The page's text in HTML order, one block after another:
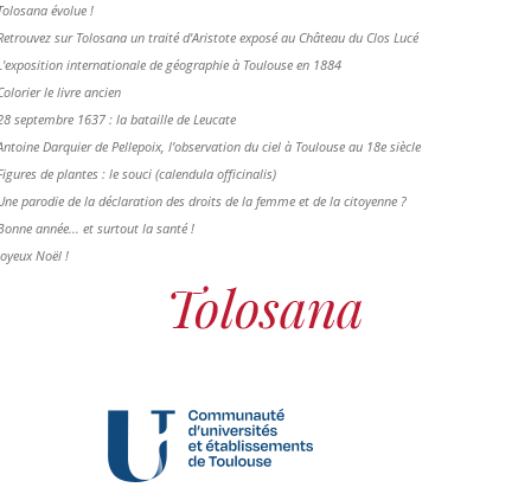
évolue !
sur Tolosana un traité d'Aristote exposé au Château du Clos Lucé
internationale de géographie à Toulouse en 1884
le livre ancien
septembre 1637 : la bataille de Leucate
Darquier de Pellepoix, l’observation du ciel à Toulouse au 18e siècle
de plantes : le souci (calendula officinalis)
parodie de la déclaration des droits de la femme et de la citoyenne ?
année... et surtout la santé !
Noël !